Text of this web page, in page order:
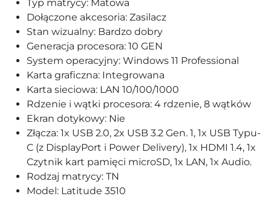
Typ matrycy: Matowa
Dołączone akcesoria: Zasilacz
Stan wizualny: Bardzo dobry
Generacja procesora: 10 GEN
System operacyjny: Windows 11 Professional
Karta graficzna: Integrowana
Karta sieciowa: LAN 10/100/1000
Rdzenie i wątki procesora: 4 rdzenie, 8 wątków
Ekran dotykowy: Nie
Złącza: 1x USB 2.0, 2x USB 3.2 Gen. 1, 1x USB Typu-
C (z DisplayPort i Power Delivery), 1x HDMI 1.4, 1x
Czytnik kart pamięci microSD, 1x LAN, 1x Audio.
Rodzaj matrycy: TN
Model: Latitude 3510